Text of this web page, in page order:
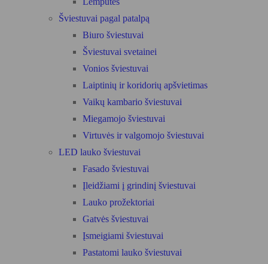
Šviestuvai pagal patalpą
Biuro šviestuvai
Šviestuvai svetainei
Vonios šviestuvai
Laiptinių ir koridorių apšvietimas
Vaikų kambario šviestuvai
Miegamojo šviestuvai
Virtuvės ir valgomojo šviestuvai
LED lauko šviestuvai
Fasado šviestuvai
Įleidžiami į grindinį šviestuvai
Lauko prožektoriai
Gatvės šviestuvai
Įsmeigiami šviestuvai
Pastatomi lauko šviestuvai